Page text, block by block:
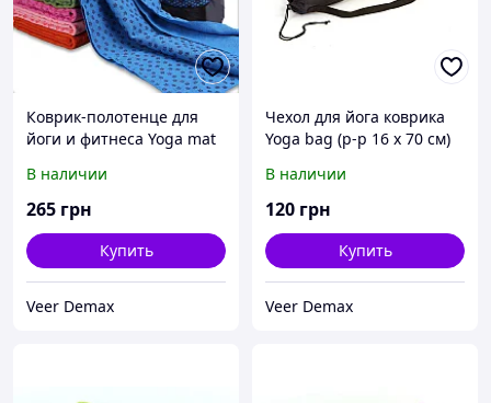
Коврик-полотенце для
йоги и фитнеса Yoga mat
микрофибра + силикон
В наличии
265 грн
Купить
Veer Demax
Чехол для йога коврика
Yoga bag (р-р 16 х 70 см)
В наличии
120 грн
Купить
Veer Demax